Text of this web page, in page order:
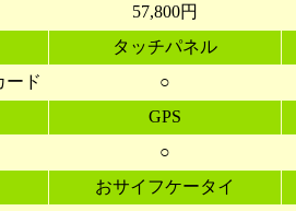
57,800円
タッチパネル
ード
○
GPS
○
おサイフケータイ